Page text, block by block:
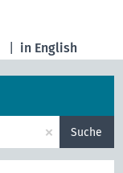
in English
× Suche